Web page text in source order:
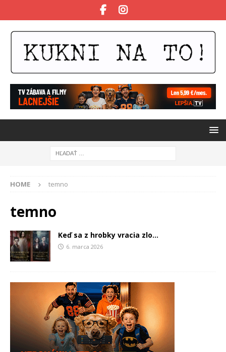
HOME temno
temno
Keď sa z hrobky vracia zlo…
6. marca 2026